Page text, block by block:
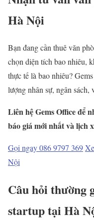
Hà Nội
Bạn đang cần thuê văn
chọn diện tích bao nhiêu,
thực tế là bao nhiêu?
lượng nhân sự, ngân
Liên hệ Gems Office để
báo giá mới nhất và lịch
Gọi ngay 086 9797 369
Nội
Câu hỏi thường
startup tại Hà